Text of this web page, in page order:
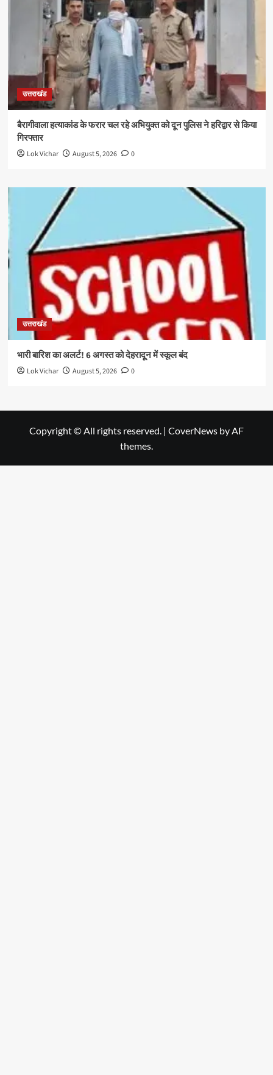
उत्तराखंड
बैरागीवाला हत्याकांड के फरार चल रहे अभियुक्त को दून पुलिस ने हरिद्वार से किया
गिरफ्तार
Lok Vichar August 5, 2026 0
उत्तराखंड
भारी बारिश का अलर्ट! 6 अगस्त को देहरादून में स्कूल बंद
Lok Vichar August 5, 2026 0
Copyright © All rights reserved. | CoverNews by AF
themes.